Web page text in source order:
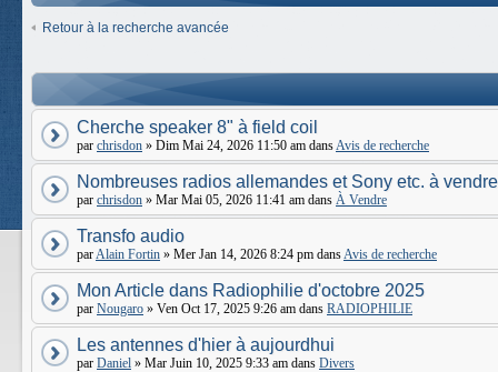
Retour à la recherche avancée
Cherche speaker 8" à field coil
par chrisdon » Dim Mai 24, 2026 11:50 am dansAvis de recherche
Nombreuses radios allemandes et Sony etc. à vendre
par chrisdon » Mar Mai 05, 2026 11:41 am dans À Vendre
Transfo audio
parAlain Fortin » Mer Jan 14, 2026 8:24 pm dansAvis de recherche
Mon Article dans Radiophilie d'octobre 2025
par Nougaro » Ven Oct 17, 2025 9:26 am dans RADIOPHILIE
Les antennes d'hier à aujourdhui
par Daniel » Mar Juin 10, 2025 9:33 am dans Divers